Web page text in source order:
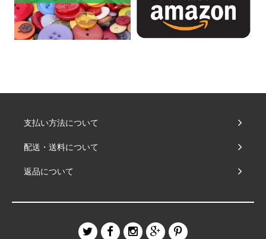
支払い方法について
配送・送料について
返品について